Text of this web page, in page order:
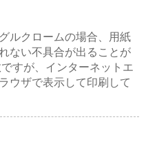
ルクロームの場合、用紙
ない不具合が出ることが
すが、インターネットエ
ウザで表示して印刷して